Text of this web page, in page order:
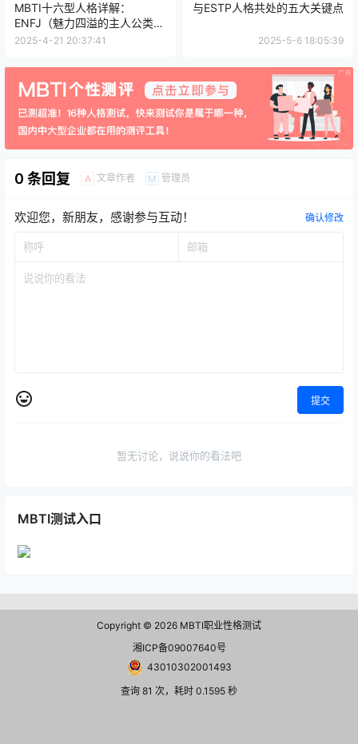
MBTI十六型人格详解：
ENFJ（魅力四溢的主人公类
型）
2025-4-21 20:37:41
与ESTP人格共处的五大关键点
2025-5-6 18:05:39
0 条回复 A 文章作者 M 管理员
欢迎您，新朋友，感谢参与互动！ 确认修改
提交
暂无讨论，说说你的看法吧
MBTI测试入口
Copyright © 2026 MBTI职业性格测试
湘ICP备09007640号
43010302001493
查询 81 次，耗时 0.1595 秒